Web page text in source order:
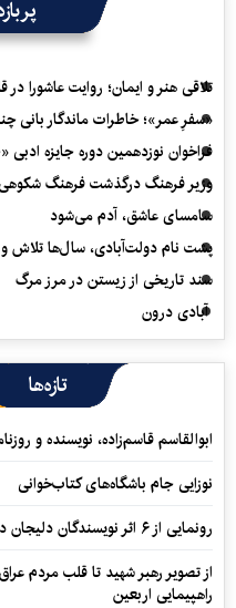
تلاقی هنر و ایمان؛ روایت عاشورا
«سفرِ عمر»؛ خاطرات ماندگار بانی
فراخوان نوزدهمین دوره جایزه
وزیر فرهنگ درگذشت فرهنگ
سامسای عاشق، آدم می‌شود
پشت نام دولت‌آبادی، سال‌ها تلاش
سند تاریخی از زیستن در مرز مرگ
آبادی درون
تازه‌ها
ابوالقاسم قاسم‌زاده، نویسنده و
نوزایی جام باشگاه‌های کتاب‌خوانی
رونمایی از ۶ اثر نویسندگان دلیجان در آیین «سر این قلم سلامت»
از تصویر رهبر شهید تا قلب مردم
راهپیمایی اربعین